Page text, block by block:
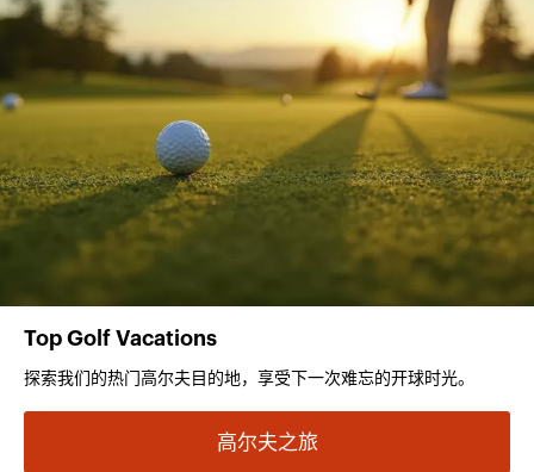
Top Golf Vacations
探索我们的热门高尔夫目的地，享受下一次难忘的开球时光。
高尔夫之旅